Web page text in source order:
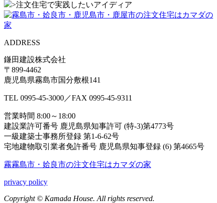
>注文住宅で実践したいアイディア
ADDRESS
鎌田建設株式会社
〒899-4462
鹿児島県霧島市国分敷根141
TEL 0995-45-3000／FAX 0995-45-9311
営業時間 8:00～18:00
建設業許可番号 鹿児島県知事許可 (特-3)第4773号
一級建築士事務所登録 第1-6-62号
宅地建物取引業者免許番号 鹿児島県知事登録 (6) 第4665号
霧霧島市・姶良市の注⽂住宅はカマダの家
privacy policy
Copyright © Kamada House. All rights reserved.